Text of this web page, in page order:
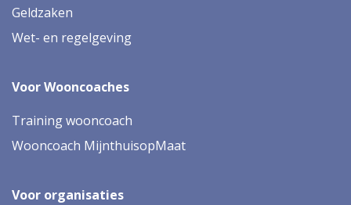
Geldzaken
Wet- en regelgeving
Voor Wooncoaches
Training wooncoach
Wooncoach MijnthuisopMaat
Voor organisaties